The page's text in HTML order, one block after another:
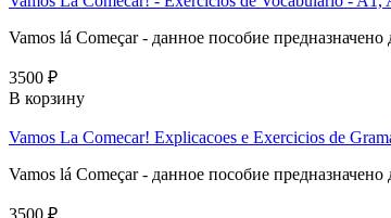
Vamos lá Começar - данное пособие
3500 ₽
В корзину
Vamos La Comecar! Explicacoes e Exercicios de
Vamos lá Começar - данное пособие
3500 ₽